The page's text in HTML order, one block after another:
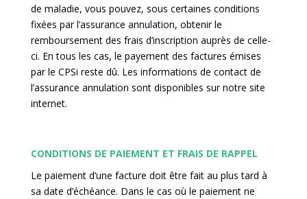
de maladie, vous pouvez, sous certaines conditions
fixées par l’assurance annulation, obtenir le
remboursement des frais d’inscription auprès de celle-
ci. En tous les cas, le payement des factures émises
par le CPSi reste dû. Les informations de contact de
l’assurance annulation sont disponibles sur notre site
internet.
CONDITIONS DE PAIEMENT ET FRAIS DE RAPPEL
Le paiement d’une facture doit être fait au plus tard à
sa date d’échéance. Dans le cas où le paiement ne